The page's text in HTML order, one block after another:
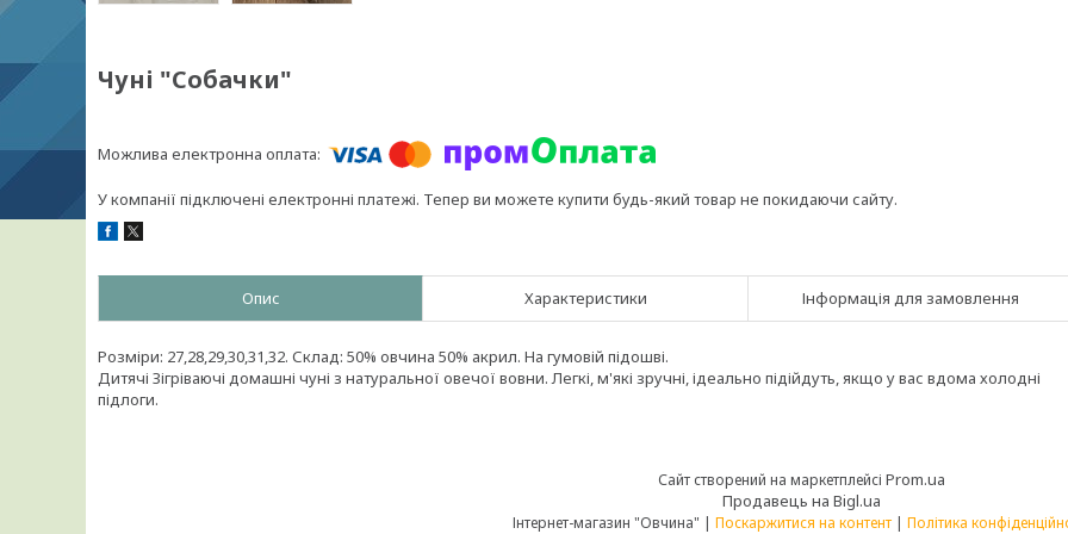
Чуні "Собачки"
У компанії підключені електронні платежі. Тепер ви можете купити будь-який товар не покидаючи сайту.
Опис Характеристики Інформація для замовлення
Розміри: 27,28,29,30,31,32. Склад: 50% овчина 50% акрил. На гумовій підошві.
Дитячі Зігріваючі домашні чуні з натуральної овечої вовни. Легкі, м'які зручні, ідеально підійдуть, якщо у вас вдома холодні
підлоги.
Сайт створений на маркетплейсі Prom.ua
Продавець на Bigl.ua
Інтернет-магазин "Овчина" | Поскаржитися на контент | Політика